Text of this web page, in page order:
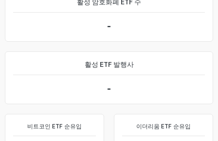
활성 암호화폐 ETF 수
-
활성 ETF 발행사
-
비트코인 ETF 순유입 이더리움 ETF 순유입